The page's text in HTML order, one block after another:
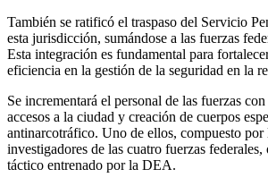
También se ratificó el traspaso del Servicio
esta jurisdicción, sumándose a las fuerzas
Esta integración es fundamental para
eficiencia en la gestión de la seguridad en la
Se incrementará el personal de las fuerzas
accesos a la ciudad y creación de cuerpos
antinarcotráfico. Uno de ellos, compuesto por
investigadores de las cuatro fuerzas
táctico entrenado por la DEA.